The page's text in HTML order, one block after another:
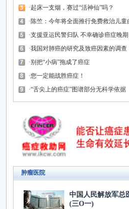
起床一支烟，赛过“活神仙”吗？
陈竺：今年将全面推行免费救治儿童白血病与先天性
支援亚运民警归队 不幸确诊癌症晚期
我国对肺癌的研究及致癌因素的调查
别把“小病”拖成了癌症
您一定能战胜癌症！
“舌尖上的癌症”图谱部分无科学依据
肿瘤医院
中国人民解放军总
(三O一)